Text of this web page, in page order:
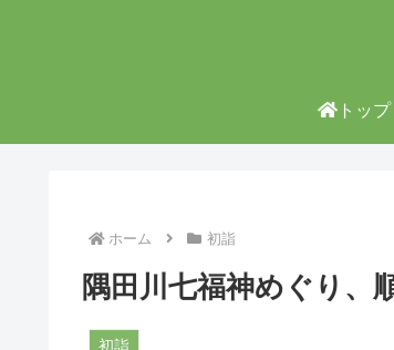
トップ
ホーム 初詣
隅田川七福神めぐり、
初詣